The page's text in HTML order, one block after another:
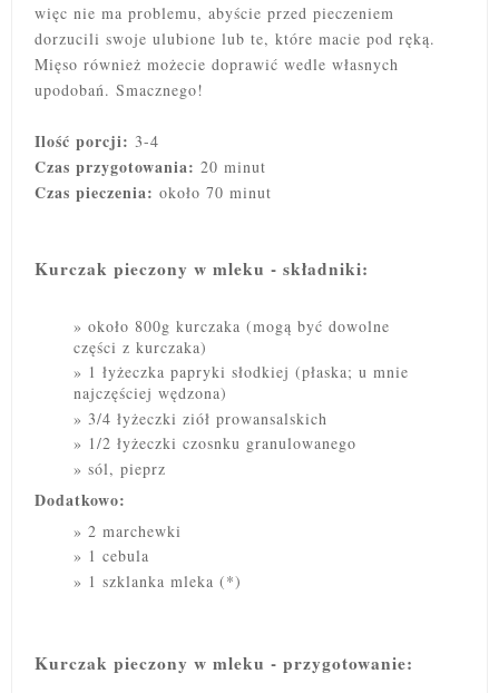
więc nie ma problemu, abyście przed pieczeniem
dorzucili swoje ulubione lub te, które macie pod ręką.
Mięso również możecie doprawić wedle własnych
upodobań. Smacznego!
Ilość porcji: 3-4
Czas przygotowania: 20 minut
Czas pieczenia: około 70 minut
Kurczak pieczony w mleku - składniki:
około 800g kurczaka (mogą być dowolne
części z kurczaka)
1 łyżeczka papryki słodkiej (płaska; u mnie
najczęściej wędzona)
3/4 łyżeczki ziół prowansalskich
1/2 łyżeczki czosnku granulowanego
sól, pieprz
Dodatkowo:
2 marchewki
1 cebula
1 szklanka mleka (*)
Kurczak pieczony w mleku - przygotowanie: